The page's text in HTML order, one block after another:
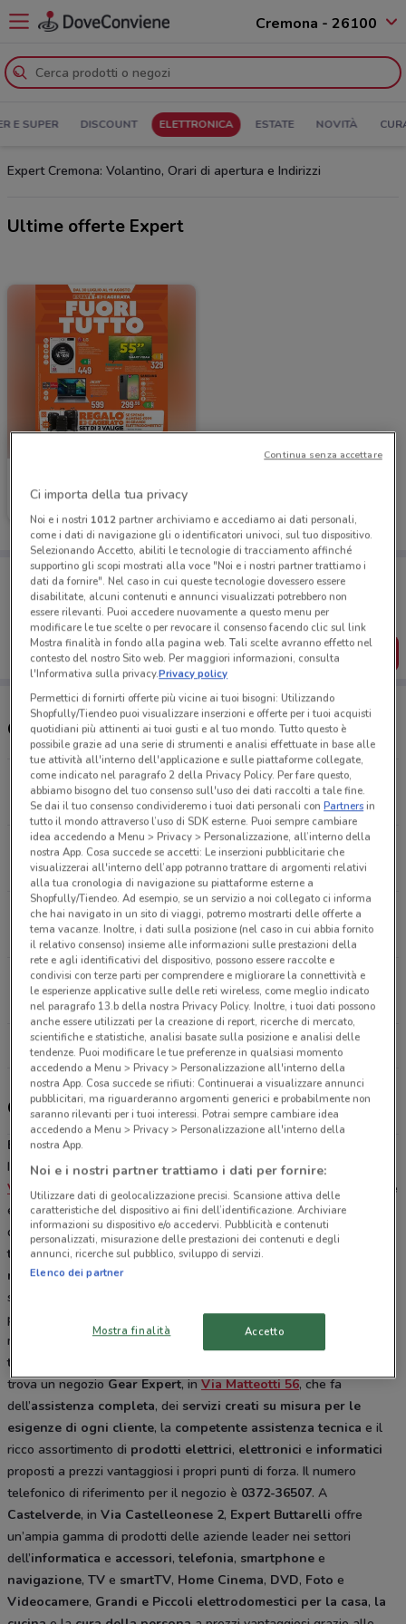
Cremona - 26100
E SUPER DISCOUNT ELETTRONICA ESTATE NOVITÀ
Expert Cremona: Volantino, Orari di apertura e Indirizzi
Ultime offerte Expert
Porta DoveConviene sempre con te!
Puoi trovare le migliori offerte dei negozi vicino a te,
salvarle e creare la tua lista del risparmio, comodamente
dal tuo cellulare.
SCARICA L’APP
Orari e Negozi Expert
Via Aselli, 75 Cremona
604 m
CHIUSO
VIA CASTELLEONE 108 Cremona
2.8 km
Via Castelleonese, 2 Castelverde
5.7 km
CHIUSO
VIA EMILIA PARMENSE 181 Piacenza
25.5 km
Tutti i negozi Expert
Gli sconti del nuovo volantino Expert e i negozi
Expert Cremona
Il gruppo Expert è presente a Cremona con un punto vendita sito in
Via Aselli 73 ,chiuso lunedì mattina e domenica, in zona centrale
e ben servita anche dai mezzi pubblici, specializzato nella vendita
di
grandi e piccoli elettrodomestici, prodotti audio e video
telefonia fissa e mobile,informaticae prodotti per il
riscaldamentoe la
servizi speciali come
parte del personale qualificato,
assistenza tecnica post vendita
molto altro ancora. Per informazioni rivolgersi al
telefonico 0372 / 27036
trova un negozioGear Expert, inVia Matteotti 56, che fa
dell’assistenza completa, dei servizi creati su misura per le
esigenze di ogni cliente, la competente assistenza tecnica e il
ricco assortimento di prodotti elettrici, elettronici e informatici
proposti a prezzi vantaggiosi i propri punti di forza. Il numero
telefonico di riferimento per il negozio è 0372-36507. A
Castelverde, in Via Castelleonese 2, Expert Buttarelli offre
un’ampia gamma di prodotti delle aziende leader nei settori
dell’informatica e accessori,telefonia, smartphone e
navigazione, TV e smartTV, Home Cinema, DVD, Foto e
Videocamere, Grandi e Piccoli elettrodomestici per la casa, la
Ci importa della tua privacy
Noi e i nostri 1012partner archiviamo e accediamo ai dati personali,
come i dati di navigazione gli o identificatori univoci, sul tuo dispositivo.
Selezionando Accetto, abiliti le tecnologie di tracciamento affinché
supportino gli scopi mostrati alla voce "Noi e i nostri partner trattiamo i
dati da fornire". Nel caso in cui queste tecnologie dovessero essere
disabilitate, alcuni contenuti e annunci visualizzati potrebbero non
essere rilevanti. Puoi accedere nuovamente a questo menu per
modificare le tue scelte o per revocare il consenso facendo clic sul link
Mostra finalità in fondo alla pagina web. Tali scelte avranno effetto nel
contesto del nostro Sito web. Per maggiori informazioni, consulta
l'Informativa sulla privacy.Privacy policy
Permettici di fornirti offerte più vicine ai tuoi bisogni: Utilizzando
Shopfully/Tiendeo puoi visualizzare inserzioni e offerte per i tuoi acquisti
quotidiani più attinenti ai tuoi gusti e al tuo mondo. Tutto questo è
possibile grazie ad una serie di strumenti e analisi effettuate in base alle
tue attività all'interno dell'applicazione e sulle piattaforme collegate,
come indicato nel paragrafo 2 della Privacy Policy. Per fare questo,
abbiamo bisogno del tuo consenso sull'uso dei dati raccolti a tale fine.
Se dai il tuo consenso condivideremo i tuoi dati personali conPartnersin
tutto il mondo attraverso l’uso di SDK esterne. Puoi sempre cambiare
idea accedendo a Menu > Privacy > Personalizzazione, all’interno della
nostra App. Cosa succede se accetti: Le inserzioni pubblicitarie che
visualizzerai all'interno dell’app potranno trattare di argomenti relativi
alla tua cronologia di navigazione su piattaforme esterne a
Shopfully/Tiendeo. Ad esempio, se un servizio a noi collegato ci informa
che hai navigato in un sito di viaggi, potremo mostrarti delle offerte a
tema vacanze. Inoltre, i dati sulla posizione (nel caso in cui abbia fornito
il relativo consenso) insieme alle informazioni sulle prestazioni della
rete e agli identificativi del dispositivo, possono essere raccolte e
condivisi con terze parti per comprendere e migliorare la connettività e
le esperienze applicative sulle delle reti wireless, come meglio indicato
nel paragrafo 13.b della nostra Privacy Policy. Inoltre, i tuoi dati possono
anche essere utilizzati per la creazione di report, ricerche di mercato,
scientifiche e statistiche, analisi basate sulla posizione e analisi delle
tendenze. Puoi modificare le tue preferenze in qualsiasi momento
accedendo a Menu > Privacy > Personalizzazione all'interno della
nostra App. Cosa succede se rifiuti: Continuerai a visualizzare annunci
pubblicitari, ma riguarderanno argomenti generici e probabilmente non
saranno rilevanti per i tuoi interessi. Potrai sempre cambiare idea
accedendo a Menu > Privacy > Personalizzazione all'interno della
nostra App.
Noi e i nostri partner trattiamo i dati per fornire:
Utilizzare dati di geolocalizzazione precisi. Scansione attiva delle
caratteristiche del dispositivo ai fini dell’identificazione. Archiviare
informazioni su dispositivo e/o accedervi. Pubblicità e contenuti
personalizzati, misurazione delle prestazioni dei contenuti e degli
annunci, ricerche sul pubblico, sviluppo di servizi.
Elenco dei partner
Mostra finalità Accetto
Continua senza accettare